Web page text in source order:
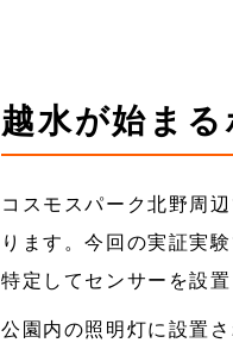
越水が始ま
コスモスパーク北野周
ります。今回の実証実
特定してセンサーを設置
公園内の照明灯に設置